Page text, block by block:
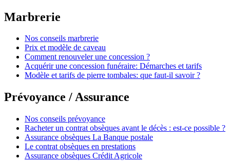
Marbrerie
Nos conseils marbrerie
Prix et modèle de caveau
Comment renouveler une concession ?
Acquérir une concession funéraire: Démarches et tarifs
Modèle et tarifs de pierre tombales: que faut-il savoir ?
Prévoyance / Assurance
Nos conseils prévoyance
Racheter un contrat obsèques avant le décès : est-ce possible ?
Assurance obsèques La Banque postale
Le contrat obsèques en prestations
Assurance obsèques Crédit Agricole